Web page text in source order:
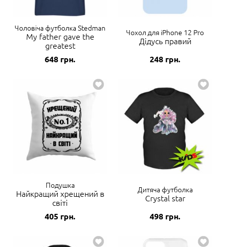
Чоловіча футболка Stedman
My father gave the
greatest
648 грн.
Чохол для iPhone 12 Pro
Дідусь правий
248 грн.
Подушка
Найкращий хрещений в
світі
405 грн.
Дитяча футболка
Crystal star
498 грн.